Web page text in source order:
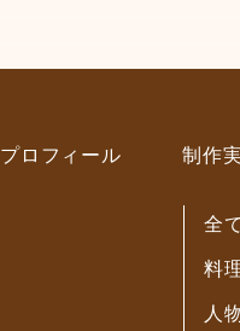
プロフィール 制作
全
料
人